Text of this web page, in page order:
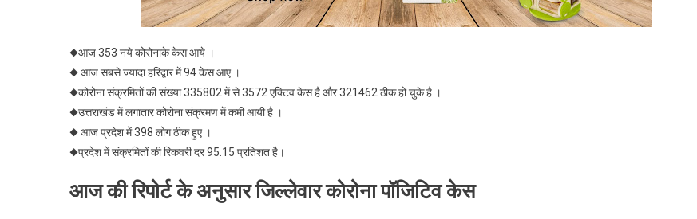
◆आज 353 नये कोरोनाके केस आये ।
◆ आज सबसे ज्यादा हरिद्वार में 94 केस आए ।
◆कोरोना संक्रमितों की संख्या 335802 में से 3572 एक्टिव केस है और 321462 ठीक हो चुके है ।
◆उत्तराखंड में लगातार कोरोना संक्रमण में कमी आयी है ।
◆ आज प्रदेश में 398 लोग ठीक हुए ।
◆प्रदेश में संक्रमितों की रिकवरी दर 95.15 प्रतिशत है।
आज की रिपोर्ट के अनुसार जिल्लेवार कोरोना पॉजिटिव केस